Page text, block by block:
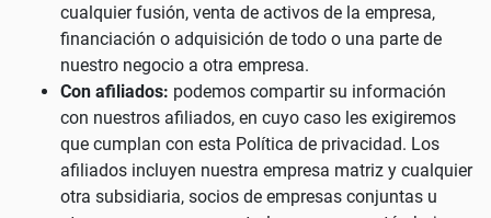
cualquier fusión, venta de activos de la empresa,
financiación o adquisición de todo o una parte de
nuestro negocio a otra empresa.
Con afiliados: podemos compartir su información
con nuestros afiliados, en cuyo caso les exigiremos
que cumplan con esta Política de privacidad. Los
afiliados incluyen nuestra empresa matriz y cualquier
otra subsidiaria, socios de empresas conjuntas u